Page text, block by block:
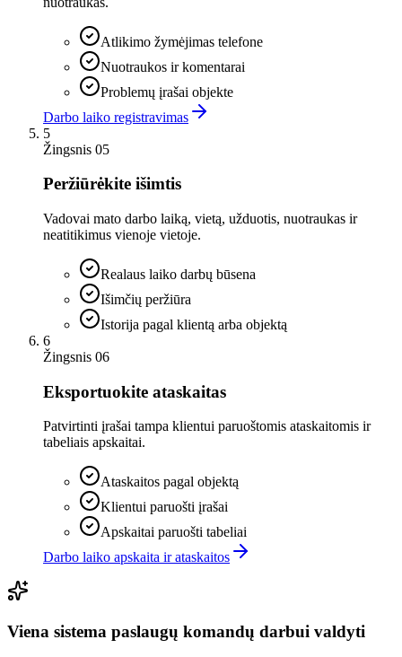
Atlikimo žymėjimas telefone
Nuotraukos ir komentarai
Problemų įrašai objekte
Darbo laiko registravimas
5
Žingsnis 05
Peržiūrėkite išimtis
Vadovai mato darbo laiką, vietą, užduotis, nuotraukas ir
neatitikimus vienoje vietoje.
Realaus laiko darbų būsena
Išimčių peržiūra
Istorija pagal klientą arba objektą
6
Žingsnis 06
Eksportuokite ataskaitas
Patvirtinti įrašai tampa klientui paruoštomis ataskaitomis ir
tabeliais apskaitai.
Ataskaitos pagal objektą
Klientui paruošti įrašai
Apskaitai paruošti tabeliai
Darbo laiko apskaita ir ataskaitos
Viena sistema paslaugų komandų darbui valdyti